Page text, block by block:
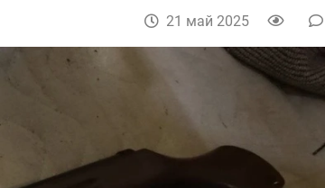
21 май 2025